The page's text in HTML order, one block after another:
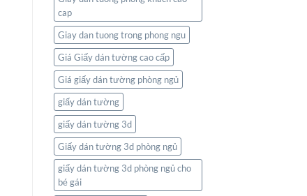
không
gian
sống
bạn
cap
Giay dan tuong trong phong ngu
Giá Giấy dán tường cao cấp
Giá giấy dán tường phòng ngủ
giấy dán tường
giấy dán tường 3d
Giấy dán tường 3d phòng ngủ
giấy dán tường 3d phòng ngủ cho
bé gái